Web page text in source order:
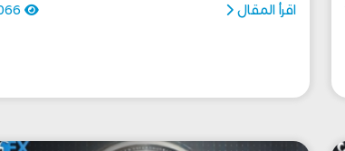
اقرأ المقال 2066